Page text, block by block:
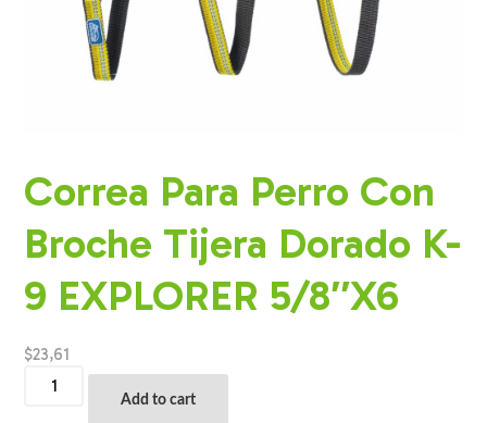
Correa Para Perro Con
Broche Tijera Dorado K-
9 EXPLORER 5/8″X6
$23,61
Para
Add to cart